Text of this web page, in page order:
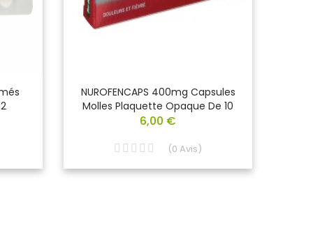
NUROFENCAPS 400mg Capsules
Molles Plaquette Opaque De 10
6,00 €
(0 Avis)